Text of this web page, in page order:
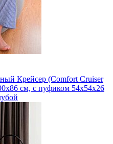
Крейсер (Comfort Cruiser
см, с пуфиком 54х54х26